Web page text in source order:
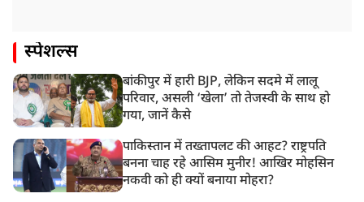
स्पेशल्स
बांकीपुर में हारी BJP, लेकिन सदमे में लालू
परिवार, असली ‘खेला’ तो तेजस्वी के साथ हो
गया, जानें कैसे
पाकिस्तान में तख्तापलट की आहट? राष्ट्रपति
बनना चाह रहे आसिम मुनीर! आखिर मोहसिन
नकवी को ही क्यों बनाया मोहरा?